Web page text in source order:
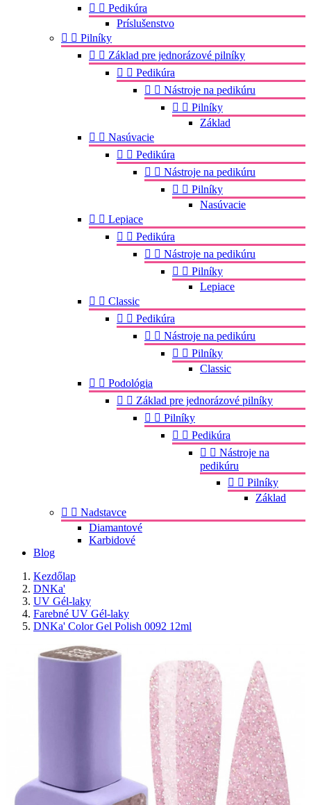
  Pedikúra
Príslušenstvo
  Pilníky
  Základ pre jednorázové pilníky
  Pedikúra
  Nástroje na pedikúru
  Pilníky
Základ
  Nasúvacie
  Pedikúra
  Nástroje na pedikúru
  Pilníky
Nasúvacie
  Lepiace
  Pedikúra
  Nástroje na pedikúru
  Pilníky
Lepiace
  Classic
  Pedikúra
  Nástroje na pedikúru
  Pilníky
Classic
  Podológia
  Základ pre jednorázové pilníky
  Pilníky
  Pedikúra
  Nástroje na
pedikúru
  Pilníky
Základ
  Nadstavce
Diamantové
Karbidové
Blog
Kezdőlap
DNKa'
UV Gél-laky
Farebné UV Gél-laky
DNKa' Color Gel Polish 0092 12ml